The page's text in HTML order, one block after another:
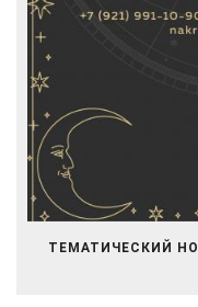
ТЕМАТИЧЕСКИЙ